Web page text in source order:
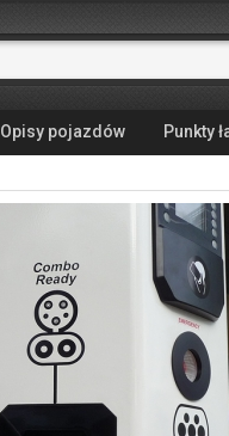
Opisy pojazdów Punkty